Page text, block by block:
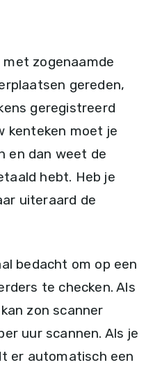
zogenaamde
gereden,
geregistreerd
kenteken moet je
en dan weet de
hebt. Heb je
uiteraard de
bedacht om op een
te checken. Als
zon scanner
uur scannen. Als je
er automatisch een